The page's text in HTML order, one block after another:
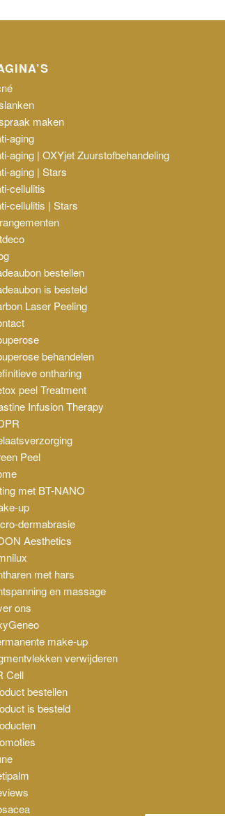
maken
aging
aging | OXYjet Zuurstofbehandeling
aging | Stars
cellulitis
cellulitis | Stars
bestellen
is besteld
Laser Peeling
behandelen
ontharing
peel Treatment
Infusion Therapy
Peel
met BT-NANO
up
dermabrasie
Aesthetics
met hars
en massage
ons
make-up
verwijderen
Cell
bestellen
is besteld